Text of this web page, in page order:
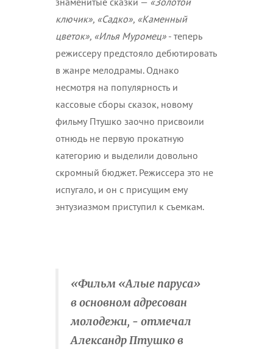
ключик», «Садко», «Каменный
цветок», «Илья Муромец» - теперь
режиссеру предстояло дебютировать
в жанре мелодрамы. Однако
несмотря на популярность и
кассовые сборы сказок, новому
фильму Птушко заочно присвоили
отнюдь не первую прокатную
категорию и выделили довольно
скромный бюджет. Режиссера это не
испугало, и он с присущим ему
энтузиазмом приступил к съемкам.
«Фильм «Алые паруса»
в основном адресован
молодежи, - отмечал
Александр Птушко в